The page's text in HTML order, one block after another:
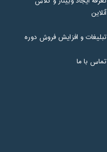
آنلاین
تبلیغات و افزایش فروش دوره
تماس با ما